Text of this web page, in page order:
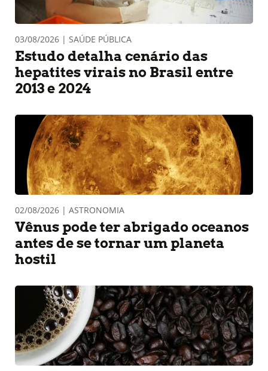
03/08/2026 | SAÚDE PÚBLICA
Estudo detalha cenário das
hepatites virais no Brasil entre
2013 e 2024
02/08/2026 | ASTRONOMIA
Vênus pode ter abrigado oceanos
antes de se tornar um planeta
hostil